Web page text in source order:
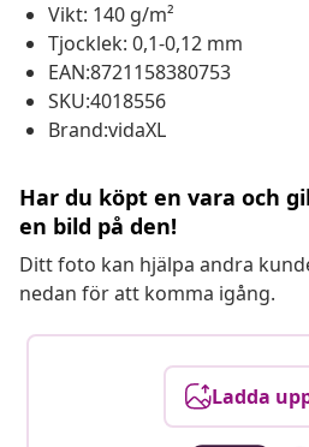
Vikt: 140 g/m²
Tjocklek: 0,1-0,12 mm
EAN:8721158380753
SKU:4018556
Brand:vidaXL
Har du köpt en vara och
en bild på den!
Ditt foto kan hjälpa andra
nedan för att komma igång.
Ladda